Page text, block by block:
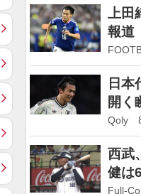
上田
報道
日本
開く
Qoly 8
西武
健は
Full-